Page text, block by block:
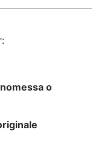
o